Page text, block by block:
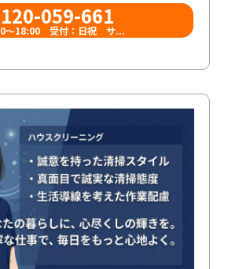
059-661
〜18:00 受付：日祝 サ...